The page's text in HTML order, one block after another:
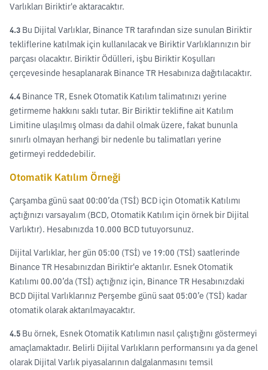
Varlıkları Biriktir'e aktaracaktır.
4.3 Bu Dijital Varlıklar, Binance TR tarafından size sunulan Biriktir
tekliflerine katılmak için kullanılacak ve Biriktir Varlıklarınızın bir
parçası olacaktır. Biriktir Ödülleri, işbu Biriktir Koşulları
çerçevesinde hesaplanarak Binance TR Hesabınıza dağıtılacaktır.
4.4 Binance TR, Esnek Otomatik Katılım talimatınızı yerine
getirmeme hakkını saklı tutar. Bir Biriktir teklifine ait Katılım
Limitine ulaşılmış olması da dahil olmak üzere, fakat bununla
sınırlı olmayan herhangi bir nedenle bu talimatları yerine
getirmeyi reddedebilir.
Otomatik Katılım Örneği
Çarşamba günü saat 00:00’da (TSİ) BCD için Otomatik Katılımı
açtığınızı varsayalım (BCD, Otomatik Katılım için örnek bir Dijital
Varlıktır). Hesabınızda 10.000 BCD tutuyorsunuz.
Dijital Varlıklar, her gün 05:00 (TSİ) ve 19:00 (TSİ) saatlerinde
Binance TR Hesabınızdan Biriktir'e aktarılır. Esnek Otomatik
Katılımı 00.00’da (TSİ) açtığınız için, Binance TR Hesabınızdaki
BCD Dijital Varlıklarınız Perşembe günü saat 05:00’e (TSİ) kadar
otomatik olarak aktarılmayacaktır.
4.5 Bu örnek, Esnek Otomatik Katılımın nasıl çalıştığını göstermeyi
amaçlamaktadır. Belirli Dijital Varlıkların performansını ya da genel
olarak Dijital Varlık piyasalarının dalgalanmasını temsil